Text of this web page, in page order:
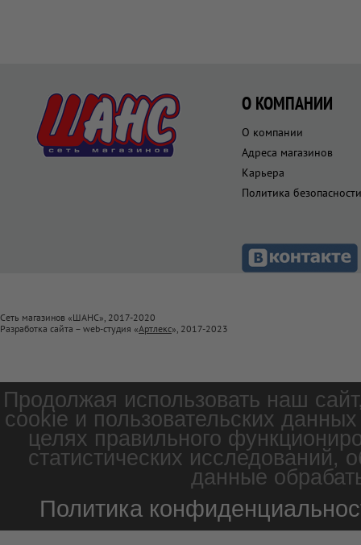
О КОМПАНИИ
О компании
Адреса магазинов
Карьера
Политика безопасности
Сеть магазинов «ШАНС», 2017-2020
Разработка сайта – web-студия «Артлекс», 2017-2023
Продолжая использовать наш
cookie и пользовательских
целях правильного
статистических
данные
Политика